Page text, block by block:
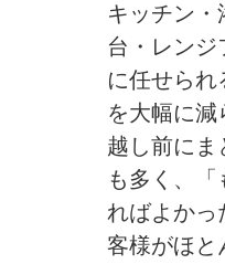
キッチン・
台・レンジ
に任せられ
を大幅に減
越し前にま
も多く、
ればよかっ
客様がほと